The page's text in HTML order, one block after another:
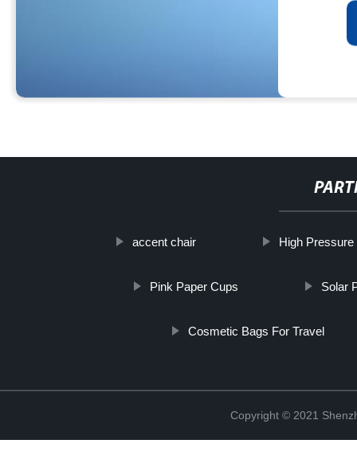
accent chair High Pressure
Pink Paper Cups Solar
Cosmetic Bags For Travel
Copyright © 2021